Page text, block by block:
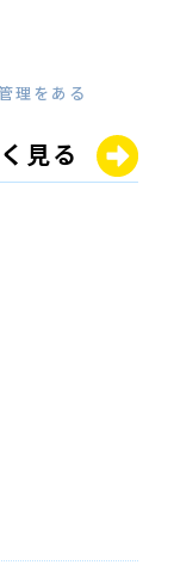
理をある
見る